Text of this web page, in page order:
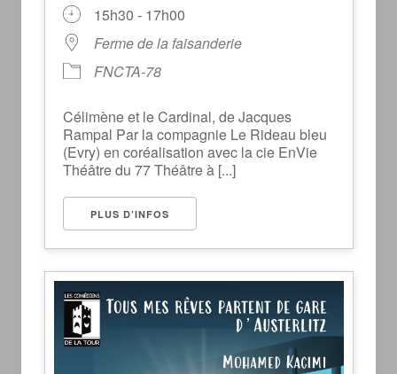
15h30 - 17h00
Ferme de la faisanderie
FNCTA-78
Célimène et le Cardinal, de Jacques
Rampal Par la compagnie Le Rideau bleu
(Evry) en coréalisation avec la cie EnVie
Théâtre du 77 Théâtre à [...]
PLUS D’INFOS